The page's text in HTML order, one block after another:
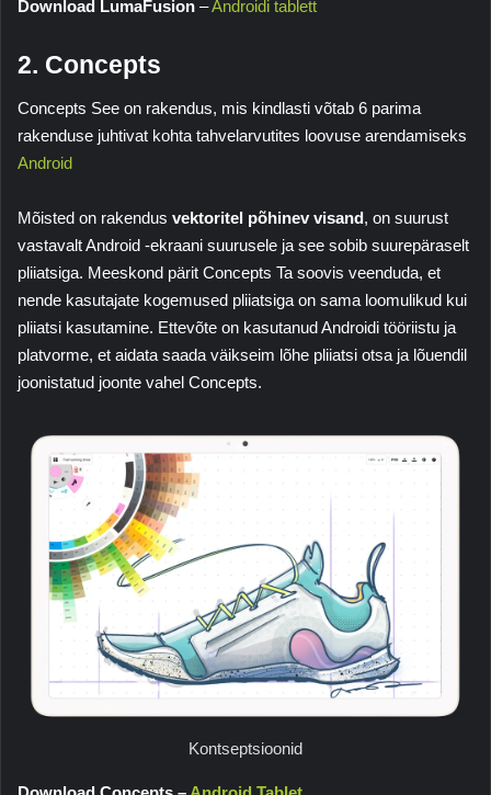
Download LumaFusion –Androidi tablett
2. Concepts
Concepts See on rakendus, mis kindlasti võtab 6 parima
rakenduse juhtivat kohta tahvelarvutites loovuse arendamiseks
Android
Mõisted on rakendus vektoritel põhinev visand, on suurust
vastavalt Android -ekraani suurusele ja see sobib suurepäraselt
pliiatsiga. Meeskond pärit Concepts Ta soovis veenduda, et
nende kasutajate kogemused pliiatsiga on sama loomulikud kui
pliiatsi kasutamine. Ettevõte on kasutanud Androidi tööriistu ja
platvorme, et aidata saada väikseim lõhe pliiatsi otsa ja lõuendil
joonistatud joonte vahel Concepts.
Kontseptsioonid